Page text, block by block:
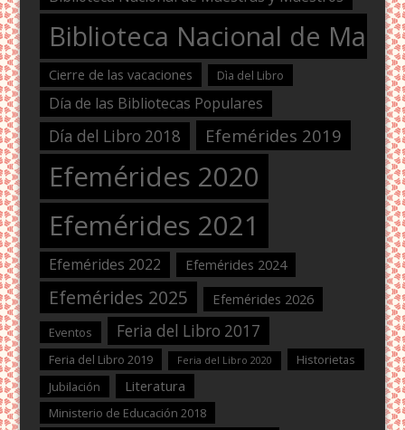
Biblioteca Nacional de
Cierre de las vacaciones Dìa del Libro
Día de las Bibliotecas Populares
Día del Libro 2018 Efemérides 2019
Efemérides 2020
Efemérides 2021
Efemérides 2022 Efemérides 2024
Efemérides 2025 Efemérides 2026
Eventos Feria del Libro 2017
Feria del Libro 2019 Feria del Libro 2020
Historietas
Jubilación
Literatura
Ministerio de Educación 2018